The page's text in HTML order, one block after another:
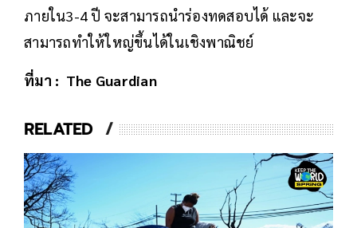
ภายใน3-4 ปี จะสามารถนำร่องทดสอบได้ และจะ
สามารถทำให้ใหญ่ขึ้นได้ในเชิงพาณิชย์
ที่มา : The Guardian
RELATED